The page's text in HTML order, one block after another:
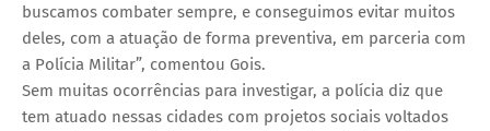
buscamos combater sempre, e conseguimos evitar muitos
deles, com a atuação de forma preventiva, em parceria com
a Polícia Militar”, comentou Gois.
Sem muitas ocorrências para investigar, a polícia diz que
tem atuado nessas cidades com projetos sociais voltados